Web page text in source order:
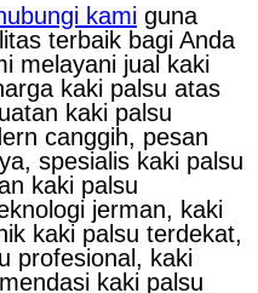
kami guna
terbaik bagi Anda
melayani jual kaki
kaki palsu atas
kaki palsu
canggih, pesan
spesialis kaki palsu
kaki palsu
jerman, kaki
kaki palsu terdekat,
profesional, kaki
kaki palsu